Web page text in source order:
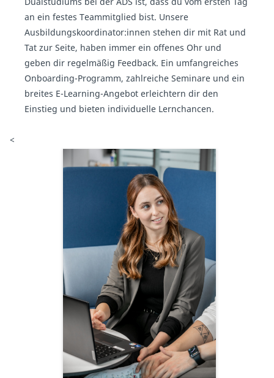
an ein festes Teammitglied bist. Unsere
Ausbildungskoordinator:innen stehen dir mit Rat und
Tat zur Seite, haben immer ein offenes Ohr und
geben dir regelmäßig Feedback. Ein umfangreiches
Onboarding-Programm, zahlreiche Seminare und ein
breites E-Learning-Angebot erleichtern dir den
Einstieg und bieten individuelle Lernchancen.
<